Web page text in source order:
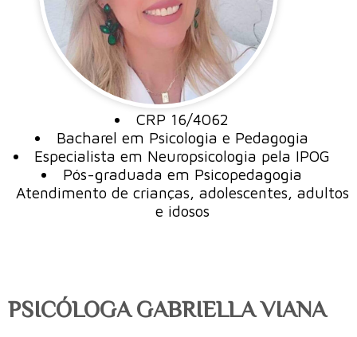
CRP 16/4062
Bacharel em Psicologia e Pedagogia
Especialista em Neuropsicologia pela IPOG
Pós-graduada em Psicopedagogia
Atendimento de crianças, adolescentes, adultos
e idosos
PSICÓLOGA GABRIELLA VIANA